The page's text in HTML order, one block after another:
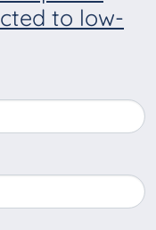
to low-